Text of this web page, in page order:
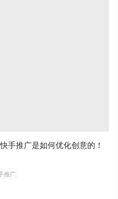
手推广是如何优化创意的！
推广